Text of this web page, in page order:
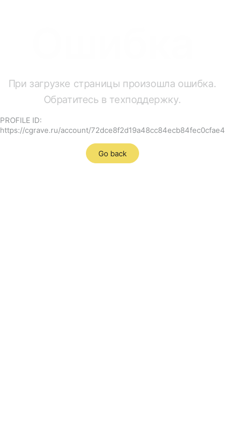
При загрузке страницы произошла ошибка.
Обратитесь в техподдержку.
PROFILE ID:
https://cgrave.ru/account/72dce8f2d19a48cc84ecb84fec0cfae4
Go back